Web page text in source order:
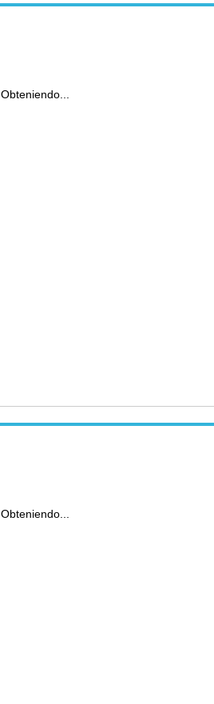
Obteniendo...
Obteniendo...